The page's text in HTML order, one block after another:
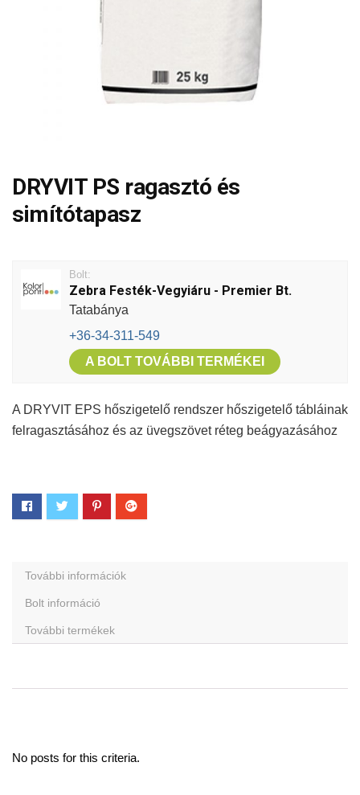
DRYVIT PS ragasztó és
simítótapasz
Bolt:
Zebra Festék-Vegyiáru - Premier Bt.
Tatabánya
+36-34-311-549
A BOLT TOVÁBBI TERMÉKEI
A DRYVIT EPS hőszigetelő rendszer hőszigetelő tábláinak
felragasztásához és az üvegszövet réteg beágyazásához
További információk
Bolt információ
További termékek
No posts for this criteria.